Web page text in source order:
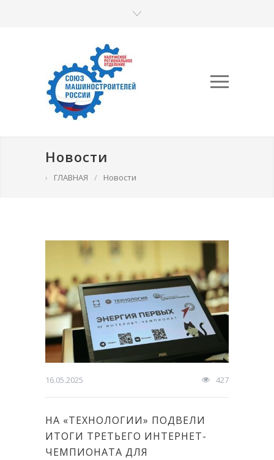
Новости
› ГЛАВНАЯ / Новости
16.05.2025 427
НА «ТЕХНОЛОГИИ» ПОДВЕЛИ
ИТОГИ ТРЕТЬЕГО ИНТЕРНЕТ-
ЧЕМПИОНАТА ДЛЯ